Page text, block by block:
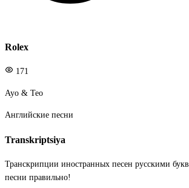
Rolex
171
Ayo & Teo
Английские песни
Transkriptsiya
Транскрипции иностранных песен русскими
песни правильно!